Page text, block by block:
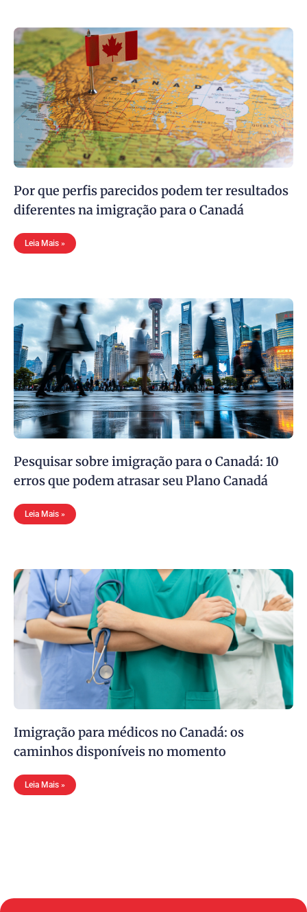
Por que perfis parecidos podem ter resultados
diferentes na imigração para o Canadá
Leia Mais »
Pesquisar sobre imigração para o Canadá: 10
erros que podem atrasar seu Plano Canadá
Leia Mais »
Imigração para médicos no Canadá: os
caminhos disponíveis no momento
Leia Mais »